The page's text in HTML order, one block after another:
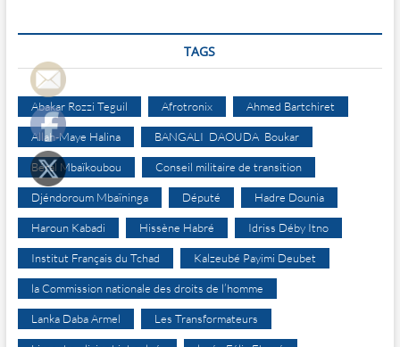
TAGS
Abakar Rozzi Teguil Afrotronix Ahmed Bartchiret
Allah-Maye Halina BANGALI DAOUDA Boukar
Béral Mbaïkoubou Conseil militaire de transition
Djéndoroum Mbaïninga Député Hadre Dounia
Haroun Kabadi Hissène Habré Idriss Déby Itno
Institut Français du Tchad Kalzeubé Payimi Deubet
la Commission nationale des droits de l’homme
Lanka Daba Armel Les Transformateurs